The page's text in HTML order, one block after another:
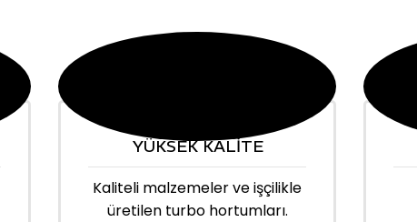
YÜKSEK KALİTE
Kaliteli malzemeler ve işçilikle
üretilen turbo hortumları.